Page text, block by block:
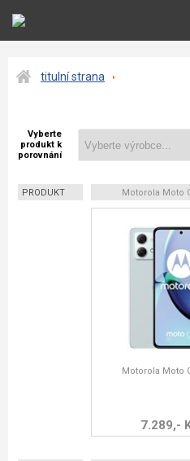
titulní strana
Vyberte
produkt k
porovnání
PRODUKT Motorola Moto
Motorola Moto
7.289,-